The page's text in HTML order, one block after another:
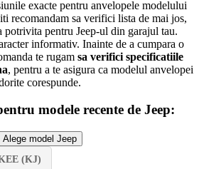
exacte pentru anvelopele modelului
recomandam sa verifici lista de mai jos,
potrivita pentru Jeep-ul din garajul tau.
informativ. Inainte de a cumpara o
te rugam sa verifici specificatiile
, pentru a te asigura ca modelul anvelopei
corespunde.
modele recente de Jeep:
Alege model Jeep
(KJ)